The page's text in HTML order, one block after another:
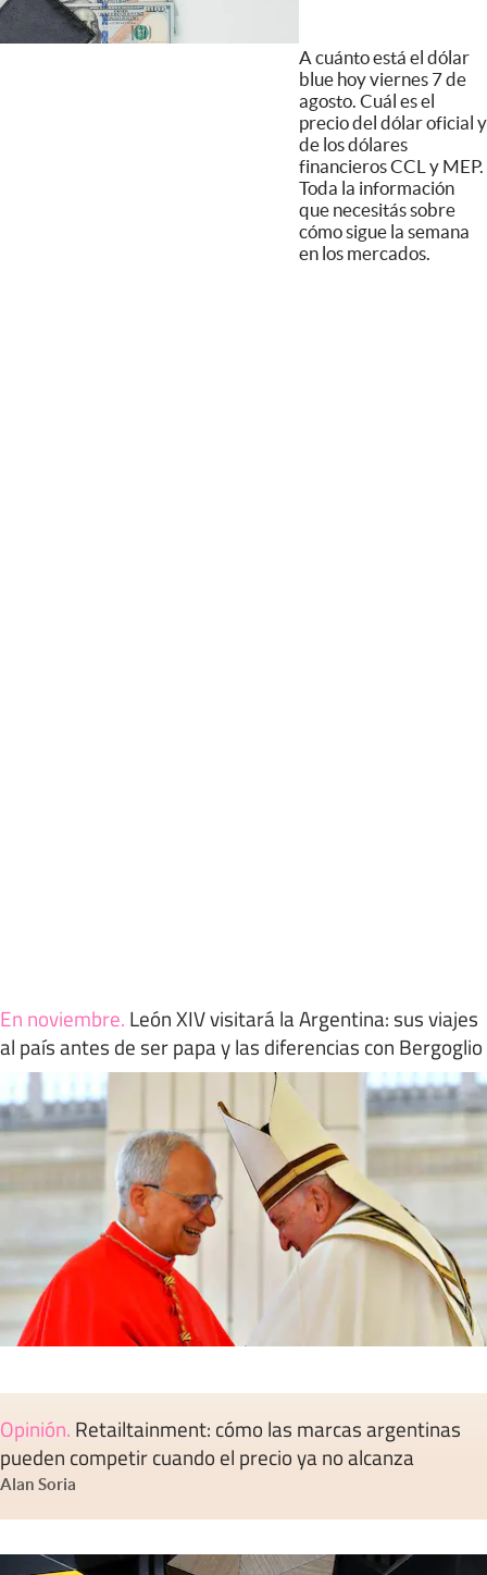
A cuánto está el dólar
blue hoy viernes 7 de
agosto. Cuál es el
precio del dólar oficial y
de los dólares
financieros CCL y MEP.
Toda la información
que necesitás sobre
cómo sigue la semana
en los mercados.
En noviembre. León XIV visitará la Argentina: sus viajes
al país antes de ser papa y las diferencias con Bergoglio
Opinión. Retailtainment: cómo las marcas argentinas
pueden competir cuando el precio ya no alcanza
Alan Soria